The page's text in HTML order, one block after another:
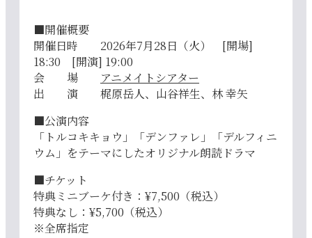
■開催概要
開催日時 2026年7月28日（火） [開場]
18:30 [開演] 19:00
会 場 アニメイトシアター
出 演 梶原岳人、山谷祥生、林 幸矢
■公演内容
「トルコキキョウ」「デンファレ」「デルフィニ
ウム」をテーマにしたオリジナル朗読ドラマ
■チケット
特典ミニブーケ付き：¥7,500（税込）
特典なし：¥5,700（税込）
※全席指定